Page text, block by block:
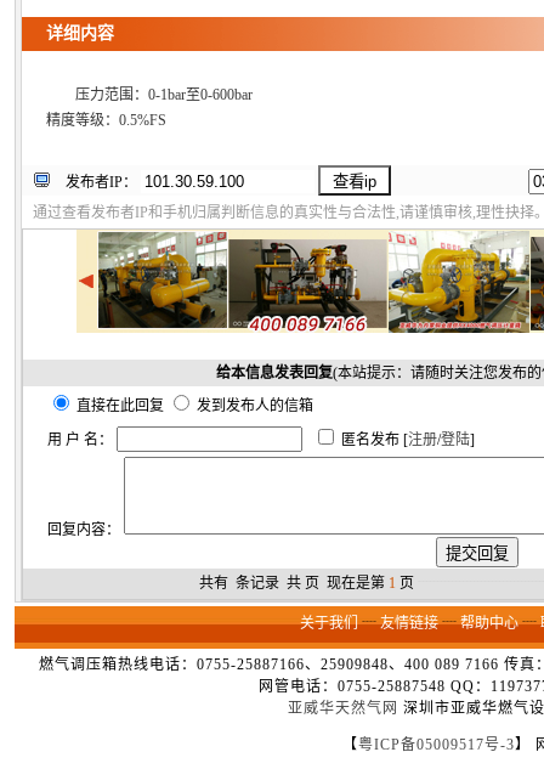
详细内容
压力范围：0-1bar至0-600bar
精度等级：0.5%FS
发布者IP：
通过查看发布者IP和手机归属判断信息的真实性与合法性,请谨慎审核,理性抉择
给本信息发表回复(本站提示：请随时关注您发布
直接在此回复
发到发布人的信箱
用 户 名：
匿名发布 [注册/登陆]
回复内容：
共有 条记录 共 页 现在是第 1 页
关于我们┈友情链接┈帮助中心┈
燃气调压箱热线电话：0755-25887166、25909848、400 089 7166 传
网管电话：0755-25887548 QQ：
亚威华天然气网 深圳市亚威华燃气
【粤ICP备05009517号-3】